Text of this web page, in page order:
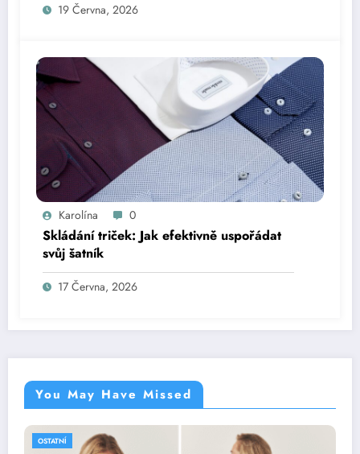
19 Června, 2026
Karolína 0
Skládání triček: Jak efektivně uspořádat
svůj šatník
17 Června, 2026
You May Have Missed
OSTATNÍ